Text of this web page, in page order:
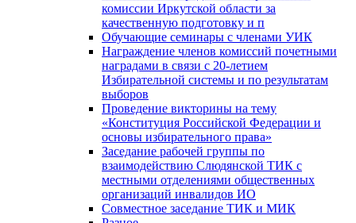
комиссии Иркутской области за
качественную подготовку и п
Обучающие семинары с членами УИК
Награждение членов комиссий почетными
наградами в связи с 20-летием
Избирательной системы и по результатам
выборов
Проведение викторины на тему
«Конституция Российской Федерации и
основы избирательного права»
Заседание рабочей группы по
взаимодействию Слюдянской ТИК с
местными отделениями общественных
организаций инвалидов ИО
Совместное заседание ТИК и МИК